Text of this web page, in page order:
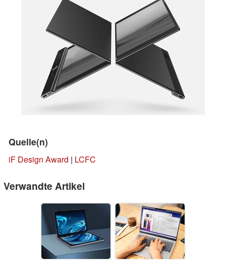
Quelle(n)
iF Design Award | LCFC
Verwandte Artikel